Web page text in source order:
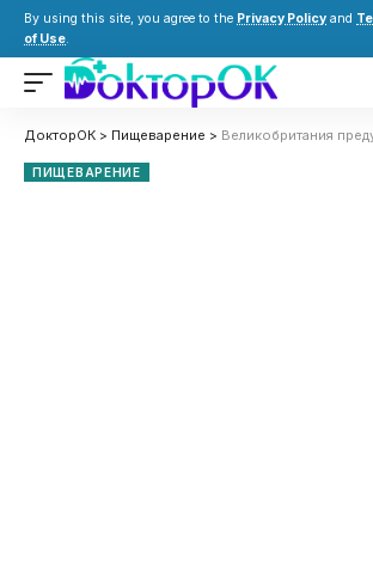
By using this site, you agree to the Privacy Policy and
of Use.
ДокторОК > Пищеварение > Великобритания предупредила об опасности
ПИЩЕВАРЕНИЕ